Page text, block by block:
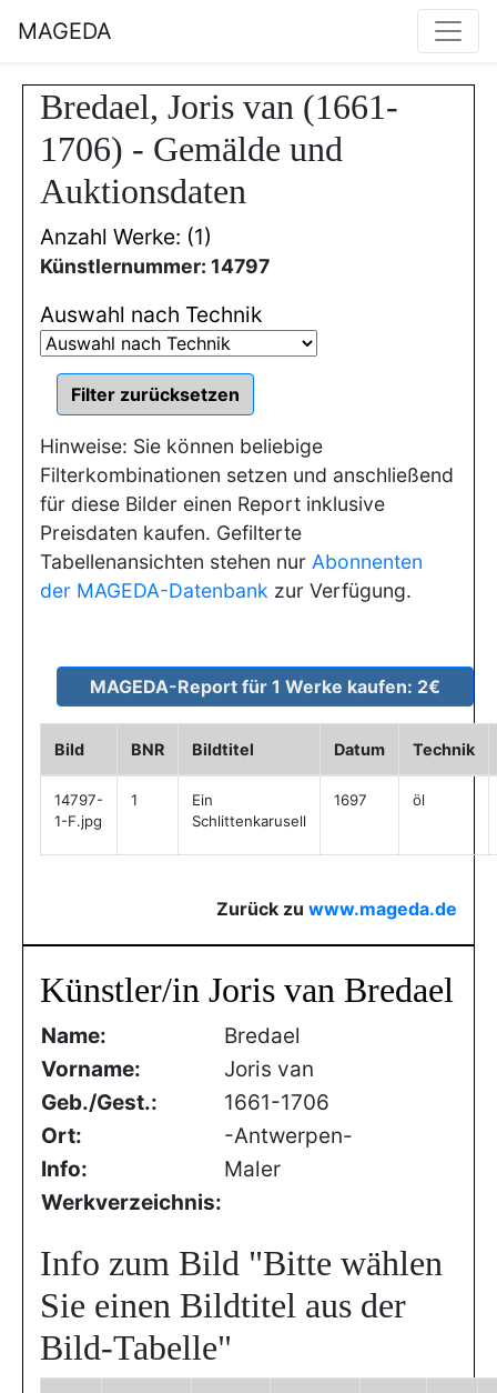
MAGEDA
Bredael, Joris van (1661-
1706) - Gemälde und
Auktionsdaten
Anzahl Werke: (1)
Künstlernummer: 14797
Auswahl nach Technik
Hinweise: Sie können beliebige
Filterkombinationen setzen und anschließend
für diese Bilder einen Report inklusive
Preisdaten kaufen. Gefilterte
Tabellenansichten stehen nur Abonnenten
der MAGEDA-Datenbank zur Verfügung.
Bild BNR Bildtitel Datum Technik
14797-
1-F.jpg
1
Ein
Schlittenkarusell
1697 öl
Zurück zu www.mageda.de
Künstler/in Joris van Bredael
Name:
Bredael
Vorname:
Joris van
Geb./Gest.:
1661-1706
Ort:
-Antwerpen-
Info:
Maler
Werkverzeichnis:
Info zum Bild "Bitte wählen
Sie einen Bildtitel aus der
Bild-Tabelle"